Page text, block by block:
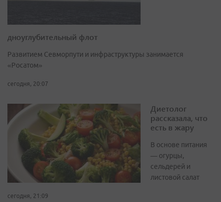
дноуглубительный флот
Развитием Севморпути и инфраструктуры занимается
«Росатом»
сегодня, 20:07
Диетолог
рассказала, что
есть в жару
В основе питания
— огурцы,
сельдерей и
листовой салат
сегодня, 21:09